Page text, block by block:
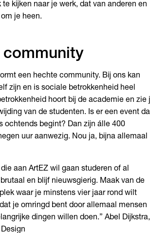
te kijken naar je werk, dat van anderen en
je heen.
community
een hechte community. Bij ons kan
zijn en is sociale betrokkenheid heel
hoort bij de academie en zie
van de studenten. Is er een event
ochtends begint? Dan zijn álle 400
uur aanwezig. Nou ja, bijna allemaal
die aan ArtEZ wil gaan studeren of al
en blijf nieuwsgierig. Maak van de
waar je minstens vier jaar rond wilt
je omringd bent door allemaal mensen
dingen willen doen.” Abel Dijkstra,